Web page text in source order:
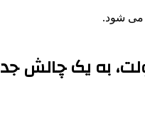
می شود.
به یک چالش